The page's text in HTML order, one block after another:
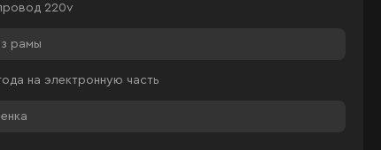
220v
рамы
на электронную часть